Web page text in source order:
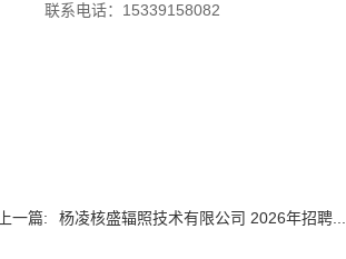
联系电话：15339158082
上一篇: 杨凌核盛辐照技术有限公司 2026年招聘...